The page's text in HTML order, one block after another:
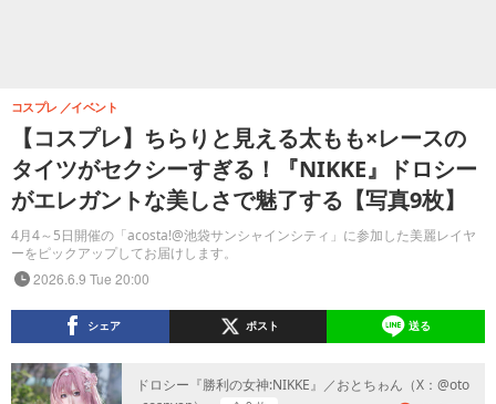
【コスプレ】ちらりと見える太もも×レースの
タイツがセクシーすぎる！『NIKKE』ドロシー
がエレガントな美しさで魅了する【写真9枚】
4月4～5日開催の「acosta!@池袋サンシャインシティ」に参加した美麗レイヤ
ーをピックアップしてお届けします。
コスプレ イベント
2026.6.9 Tue 20:00
シェア ポスト 送る
ドロシー『勝利の女神:NIKKE』／おとちゎん（X：@oto